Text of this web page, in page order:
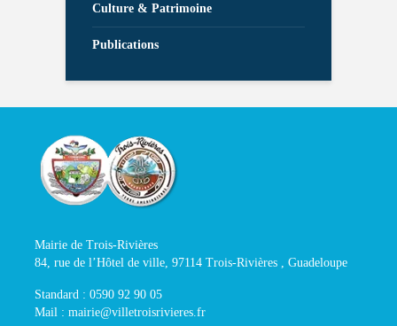
Culture & Patrimoine
Publications
Mairie de Trois-Rivières
84, rue de l’Hôtel de ville, 97114 Trois-Rivières , Guadeloupe
Standard : 0590 92 90 05
Mail : mairie@villetroisrivieres.fr